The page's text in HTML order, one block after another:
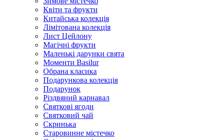
Квіти та фрукти
Китайська колекція
Лімітована колекція
Лист Цейлону
Магічні фрукти
Маленькі дарунки свята
Моменти Basilur
Обрана класика
Подарункова колекція
Подарунок
Різдвяний карнавал
Святкові ягоди
Святковий чай
Скринька
Старовинне містечко